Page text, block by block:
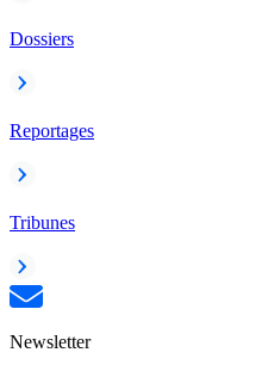
Dossiers
Reportages
Tribunes
Newsletter